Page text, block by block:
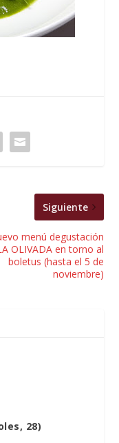
Siguiente
menú degustación
OLIVADA en torno al
boletus (hasta el 5 de
noviembre)
28)